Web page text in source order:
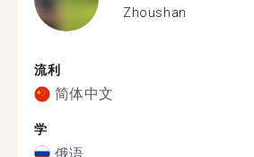
Zhoushan
流利
简体中文
学
俄语